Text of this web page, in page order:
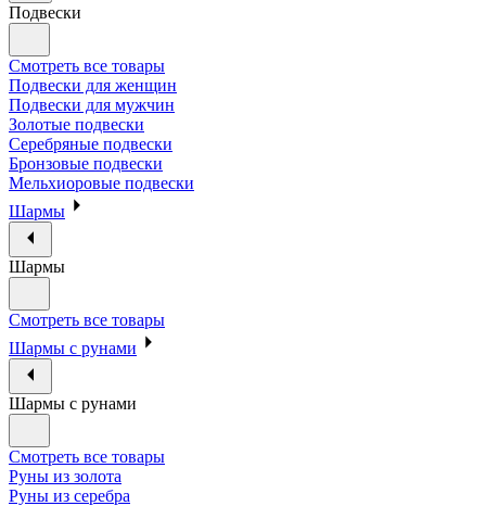
Подвески
Смотреть все товары
Подвески для женщин
Подвески для мужчин
Золотые подвески
Серебряные подвески
Бронзовые подвески
Мельхиоровые подвески
Шармы
Шармы
Смотреть все товары
Шармы с рунами
Шармы с рунами
Смотреть все товары
Руны из золота
Руны из серебра